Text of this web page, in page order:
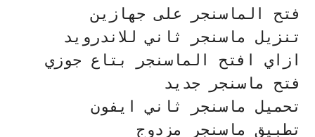
فتح الماسنجر على جهازين
تنزيل ماسنجر ثاني للاندرويد
ازاي افتح الماسنجر بتاع جوزي
فتح ماسنجر جديد
تحميل ماسنجر ثاني ايفون
تطبيق ماسنجر مزدوج